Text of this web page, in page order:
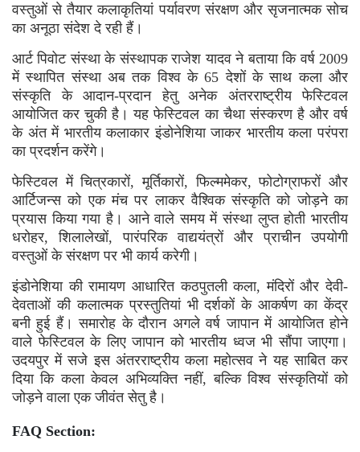
वस्तुओं से तैयार कलाकृतियां पर्यावरण संरक्षण और सृजनात्मक सोच
का अनूठा संदेश दे रही हैं।
आर्ट पिवोट संस्था के संस्थापक राजेश यादव ने बताया कि वर्ष 2009
में स्थापित संस्था अब तक विश्व के 65 देशों के साथ कला और
संस्कृति के आदान-प्रदान हेतु अनेक अंतरराष्ट्रीय फेस्टिवल
आयोजित कर चुकी है। यह फेस्टिवल का चैथा संस्करण है और वर्ष
के अंत में भारतीय कलाकार इंडोनेशिया जाकर भारतीय कला परंपरा
का प्रदर्शन करेंगे।
फेस्टिवल में चित्रकारों, मूर्तिकारों, फिल्ममेकर, फोटोग्राफरों और
आर्टिजन्स को एक मंच पर लाकर वैश्विक संस्कृति को जोड़ने का
प्रयास किया गया है। आने वाले समय में संस्था लुप्त होती भारतीय
धरोहर, शिलालेखों, पारंपरिक वाद्ययंत्रों और प्राचीन उपयोगी
वस्तुओं के संरक्षण पर भी कार्य करेगी।
इंडोनेशिया की रामायण आधारित कठपुतली कला, मंदिरों और देवी-
देवताओं की कलात्मक प्रस्तुतियां भी दर्शकों के आकर्षण का केंद्र
बनी हुई हैं। समारोह के दौरान अगले वर्ष जापान में आयोजित होने
वाले फेस्टिवल के लिए जापान को भारतीय ध्वज भी सौंपा जाएगा।
उदयपुर में सजे इस अंतरराष्ट्रीय कला महोत्सव ने यह साबित कर
दिया कि कला केवल अभिव्यक्ति नहीं, बल्कि विश्व संस्कृतियों को
जोड़ने वाला एक जीवंत सेतु है।
FAQ Section: